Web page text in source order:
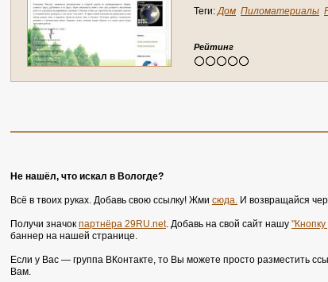
64)
Теги:Дом Пиломатериалы
Рейтинг
Не нашёл, что искал в Вологде?
Всё в твоих руках. Добавь свою ссылку! Жми сюда. И возвращайся
Получи значок партнёра 29RU.net. Добавь на свой сайт нашу "Кнопку
баннер на нашей странице.
Если у Вас — группа ВКонтакте, то Вы можете просто разместить
Вам.